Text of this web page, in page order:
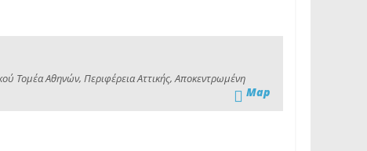
Τομέα Αθηνών, Περιφέρεια Αττικής, Αποκεντρωμένη
Map